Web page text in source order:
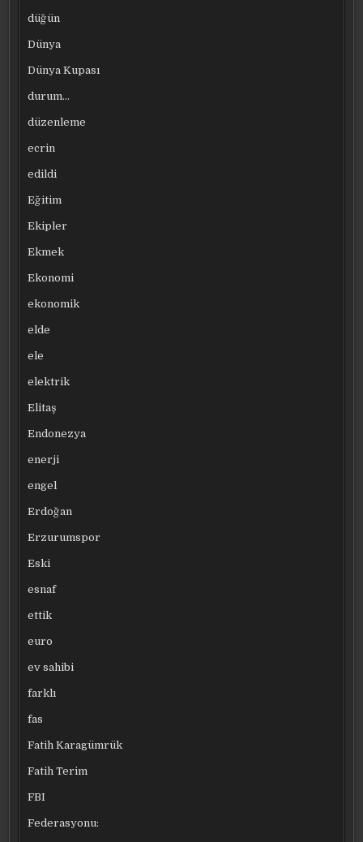
düğün
Dünya
Dünya Kupası
durum…
düzenleme
ecrin
edildi
Eğitim
Ekipler
Ekmek
Ekonomi
ekonomik
elde
ele
elektrik
Elitaş
Endonezya
enerji
engel
Erdoğan
Erzurumspor
Eski
esnaf
ettik
euro
ev sahibi
farklı
fas
Fatih Karagümrük
Fatih Terim
FBI
Federasyonu: